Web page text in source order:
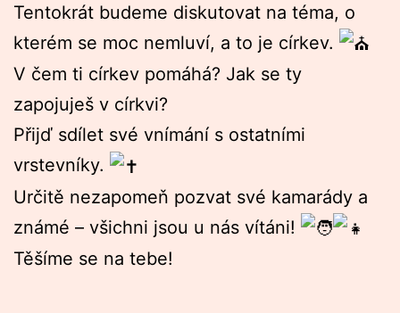
Tentokrát budeme diskutovat na téma, o
kterém se moc nemluví, a to je církev.
V čem ti církev pomáhá? Jak se ty
zapojuješ v církvi?
Přijď sdílet své vnímání s ostatními
vrstevníky.
Určitě nezapomeň pozvat své kamarády a
známé – všichni jsou u nás vítáni!
Těšíme se na tebe!